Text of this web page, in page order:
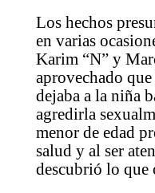
Los hechos
en varias
Karim “N” y
aprovechado
dejaba a la niña
agredirla
menor de edad
salud y al ser
descubrió lo que